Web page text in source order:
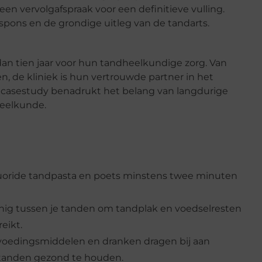
vervolgafspraak voor een definitieve vulling.
en de grondige uitleg van de tandarts.
tien jaar voor hun tandheelkundige zorg. Van
de kliniek is hun vertrouwde partner in het
benadrukt het belang van langdurige
tandpasta en poets minstens twee minuten
tussen je tanden om tandplak en voedselresten
en dranken dragen bij aan
gezond te houden.